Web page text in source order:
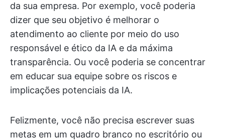
da sua empresa. Por exemplo, você poderia
dizer que seu objetivo é melhorar o
atendimento ao cliente por meio do uso
responsável e ético da IA e da máxima
transparência. Ou você poderia se concentrar
em educar sua equipe sobre os riscos e
implicações potenciais da IA.
Felizmente, você não precisa escrever suas
metas em um quadro branco no escritório ou